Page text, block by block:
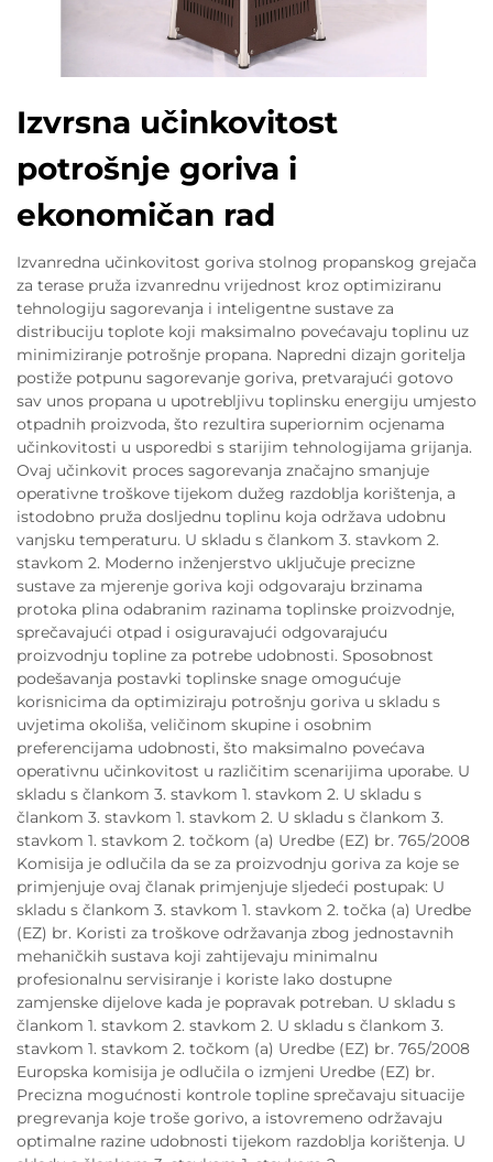
Izvrsna učinkovitost
potrošnje goriva i
ekonomičan rad
Izvanredna učinkovitost goriva stolnog propanskog grejača
za terase pruža izvanrednu vrijednost kroz optimiziranu
tehnologiju sagorevanja i inteligentne sustave za
distribuciju toplote koji maksimalno povećavaju toplinu uz
minimiziranje potrošnje propana. Napredni dizajn goritelja
postiže potpunu sagorevanje goriva, pretvarajući gotovo
sav unos propana u upotrebljivu toplinsku energiju umjesto
otpadnih proizvoda, što rezultira superiornim ocjenama
učinkovitosti u usporedbi s starijim tehnologijama grijanja.
Ovaj učinkovit proces sagorevanja značajno smanjuje
operativne troškove tijekom dužeg razdoblja korištenja, a
istodobno pruža dosljednu toplinu koja održava udobnu
vanjsku temperaturu. U skladu s člankom 3. stavkom 2.
stavkom 2. Moderno inženjerstvo uključuje precizne
sustave za mjerenje goriva koji odgovaraju brzinama
protoka plina odabranim razinama toplinske proizvodnje,
sprečavajući otpad i osiguravajući odgovarajuću
proizvodnju topline za potrebe udobnosti. Sposobnost
podešavanja postavki toplinske snage omogućuje
korisnicima da optimiziraju potrošnju goriva u skladu s
uvjetima okoliša, veličinom skupine i osobnim
preferencijama udobnosti, što maksimalno povećava
operativnu učinkovitost u različitim scenarijima uporabe. U
skladu s člankom 3. stavkom 1. stavkom 2. U skladu s
člankom 3. stavkom 1. stavkom 2. U skladu s člankom 3.
stavkom 1. stavkom 2. točkom (a) Uredbe (EZ) br. 765/2008
Komisija je odlučila da se za proizvodnju goriva za koje se
primjenjuje ovaj članak primjenjuje sljedeći postupak: U
skladu s člankom 3. stavkom 1. stavkom 2. točka (a) Uredbe
(EZ) br. Koristi za troškove održavanja zbog jednostavnih
mehaničkih sustava koji zahtijevaju minimalnu
profesionalnu servisiranje i koriste lako dostupne
zamjenske dijelove kada je popravak potreban. U skladu s
člankom 1. stavkom 2. stavkom 2. U skladu s člankom 3.
stavkom 1. stavkom 2. točkom (a) Uredbe (EZ) br. 765/2008
Europska komisija je odlučila o izmjeni Uredbe (EZ) br.
Precizna mogućnosti kontrole topline sprečavaju situacije
pregrevanja koje troše gorivo, a istovremeno održavaju
optimalne razine udobnosti tijekom razdoblja korištenja. U